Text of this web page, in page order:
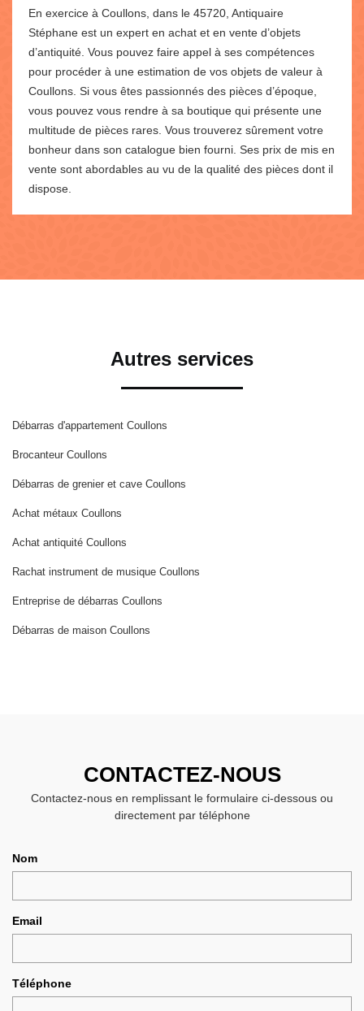
En exercice à Coullons, dans le 45720, Antiquaire
Stéphane est un expert en achat et en vente d’objets
d’antiquité. Vous pouvez faire appel à ses compétences
pour procéder à une estimation de vos objets de valeur à
Coullons. Si vous êtes passionnés des pièces d’époque,
vous pouvez vous rendre à sa boutique qui présente une
multitude de pièces rares. Vous trouverez sûrement votre
bonheur dans son catalogue bien fourni. Ses prix de mis en
vente sont abordables au vu de la qualité des pièces dont il
dispose.
Autres services
Débarras d'appartement Coullons
Brocanteur Coullons
Débarras de grenier et cave Coullons
Achat métaux Coullons
Achat antiquité Coullons
Rachat instrument de musique Coullons
Entreprise de débarras Coullons
Débarras de maison Coullons
CONTACTEZ-NOUS
Contactez-nous en remplissant le formulaire ci-dessous ou
directement par téléphone
Nom
Email
Téléphone